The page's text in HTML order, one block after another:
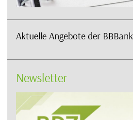
Aktuelle Angebote der BBBank
Newsletter